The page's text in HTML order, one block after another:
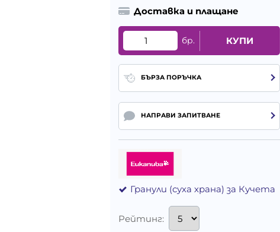
Доставка и плащане
бр. КУПИ
БЪРЗА ПОРЪЧКА
НАПРАВИ ЗАПИТВАНЕ
Гранули (суха храна) за Кучета
Рейтинг: